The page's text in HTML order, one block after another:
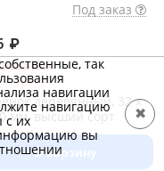
Под заказ
₽
68412
деревянный, 32 х
мм, высший сорт
В корзину
так
навигации
навигацию
с их
вы
✖